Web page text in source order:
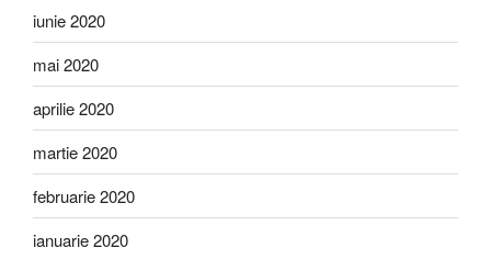
iunie 2020
mai 2020
aprilie 2020
martie 2020
februarie 2020
ianuarie 2020